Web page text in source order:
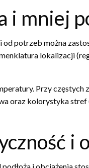
i mniej
potrzeb można
lokalizacji
Przy częstych
oraz kolorystyka
i